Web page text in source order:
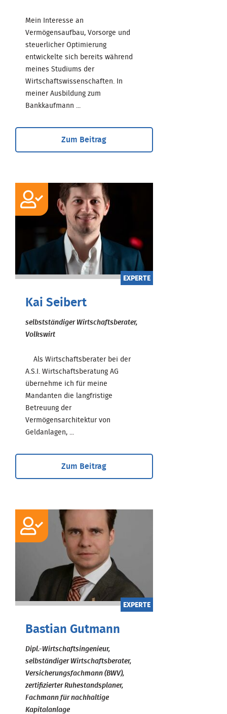
Mein Interesse an
Vermögensaufbau, Vorsorge und
steuerlicher Optimierung
entwickelte sich bereits während
meines Studiums der
Wirtschaftswissenschaften. In
meiner Ausbildung zum
Bankkaufmann ...
Zum Beitrag
EXPERTE
Kai Seibert
selbstständiger Wirtschaftsberater,
Volkswirt
Als Wirtschaftsberater bei der
A.S.I. Wirtschaftsberatung AG
übernehme ich für meine
Mandanten die langfristige
Betreuung der
Vermögensarchitektur von
Geldanlagen, ...
Zum Beitrag
EXPERTE
Bastian Gutmann
Dipl.-Wirtschaftsingenieur,
selbständiger Wirtschaftsberater,
Versicherungsfachmann (BWV),
zertifizierter Ruhestandsplaner,
Fachmann für nachhaltige
Kapitalanlage